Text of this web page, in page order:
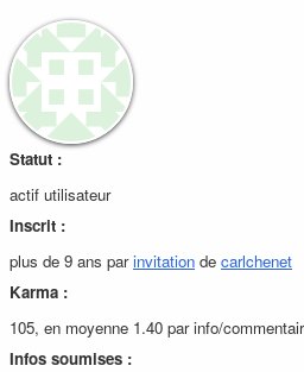
Statut :
actif utilisateur
Inscrit :
plus de 9 ans parinvitation de carlchenet
Karma :
105, en moyenne 1.40 par info/
Infos soumises :